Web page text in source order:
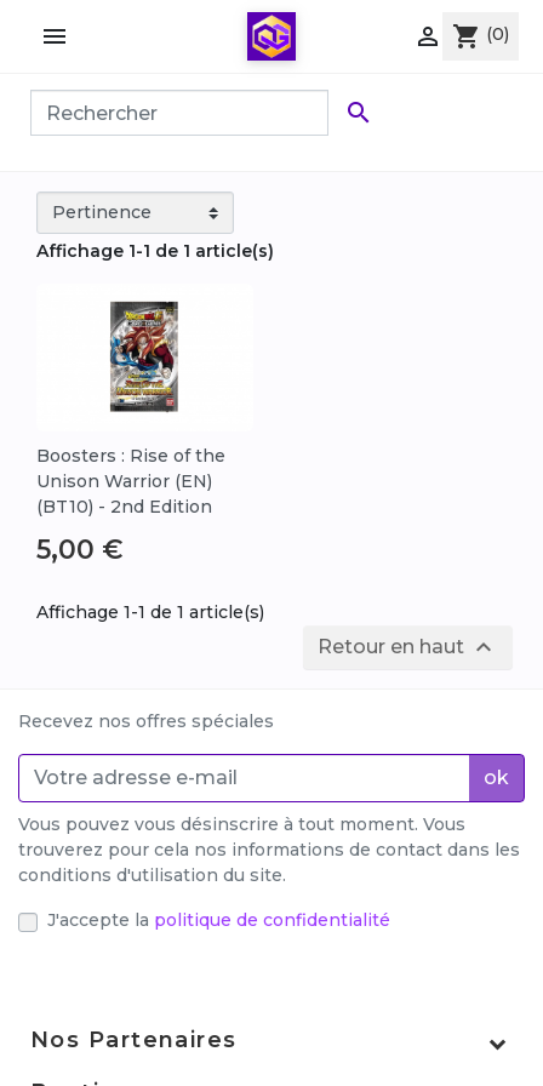
  shopping_cart (0)

Affichage 1-1 de 1 article(s)
Boosters : Rise of the
Unison Warrior (EN)
(BT10) - 2nd Edition
Prix
5,00 €
Affichage 1-1 de 1 article(s)
Retour en haut 
Recevez nos offres spéciales
ok
Vous pouvez vous désinscrire à tout moment. Vous
trouverez pour cela nos informations de contact dans les
conditions d'utilisation du site.
J'accepte la politique de confidentialité
Nos Partenaires